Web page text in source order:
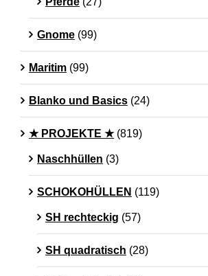
Gnome (99)
Maritim (99)
Blanko und Basics (24)
★ PROJEKTE ★ (819)
Naschhüllen (3)
SCHOKOHÜLLEN (119)
SH rechteckig (57)
SH quadratisch (28)